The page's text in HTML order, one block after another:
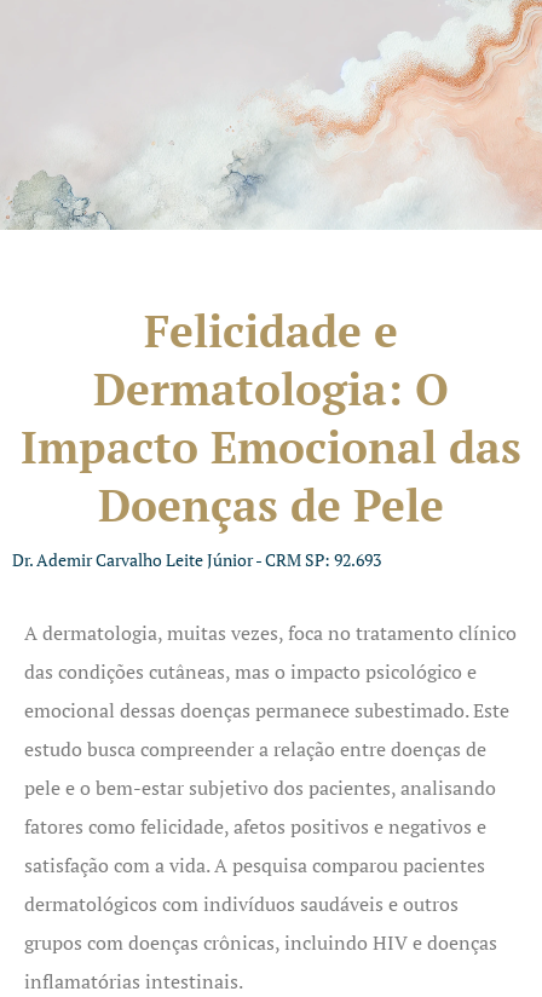
Felicidade e
Dermatologia: O
Impacto Emocional das
Doenças de Pele
Dr. Ademir Carvalho Leite Júnior - CRM SP: 92.693
A dermatologia, muitas vezes, foca no tratamento clínico
das condições cutâneas, mas o impacto psicológico e
emocional dessas doenças permanece subestimado. Este
estudo busca compreender a relação entre doenças de
pele e o bem-estar subjetivo dos pacientes, analisando
fatores como felicidade, afetos positivos e negativos e
satisfação com a vida. A pesquisa comparou pacientes
dermatológicos com indivíduos saudáveis e outros
grupos com doenças crônicas, incluindo HIV e doenças
inflamatórias intestinais.